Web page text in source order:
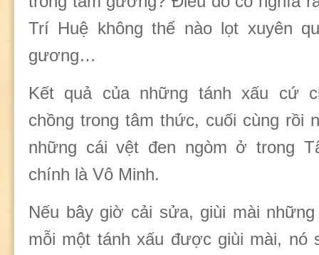
Trí Huệ không thể nào lọt xuyên
gương…
Kết quả của những tánh xấu cứ
chồng trong tâm thức, cuối cùng rồi
những cái vệt đen ngòm ở trong
chính là Vô Minh.
Nếu bây giờ cải sửa, giùi mài
mỗi một tánh xấu được giùi mài, nó